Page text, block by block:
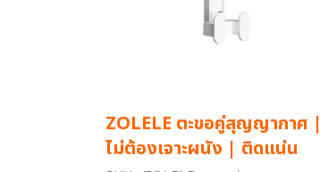
ZOLELE ตะขอคู่สุญญากาศ |
ไม่ต้องเจาะผนัง | ติดแน่น